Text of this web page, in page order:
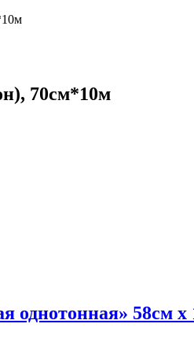
70см*10м
однотонная» 58см